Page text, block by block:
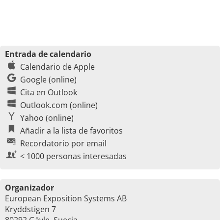
Entrada de calendario
Calendario de Apple
Google (online)
Cita en Outlook
Outlook.com (online)
Yahoo (online)
Añadir a la lista de favoritos
Recordatorio por email
< 1000 personas interesadas
Organizador
European Exposition Systems AB
Kryddstigen 7